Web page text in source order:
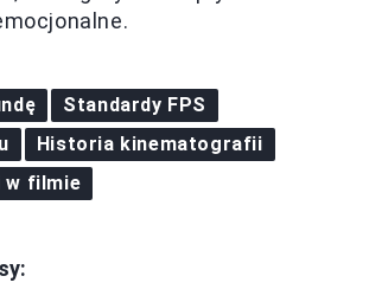
Standardy FPS
Historia kinematografii
w filmie